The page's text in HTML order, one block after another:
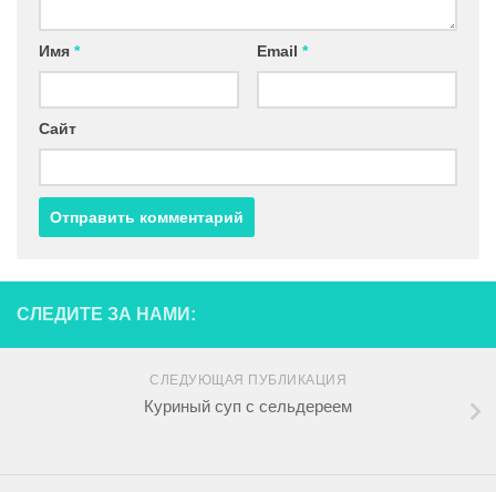
Имя * Email *
Сайт
СЛЕДИТЕ ЗА НАМИ:
СЛЕДУЮЩАЯ ПУБЛИКАЦИЯ
Куриный суп с сельдереем